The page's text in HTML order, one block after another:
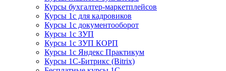
Курсы бухгалтер-маркетплейсов
Курсы 1с для кадровиков
Курсы 1с документооборот
Курсы 1с ЗУП
Курсы 1с ЗУП КОРП
Курсы 1с Яндекс Практикум
Курсы 1С-Битрикс (Bitrix)